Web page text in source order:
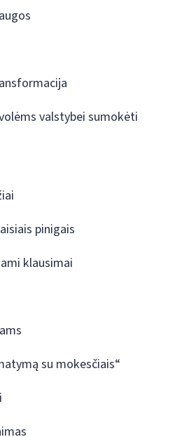
valstybei sumokėti
pinigais
klausimai
su mokesčiais“